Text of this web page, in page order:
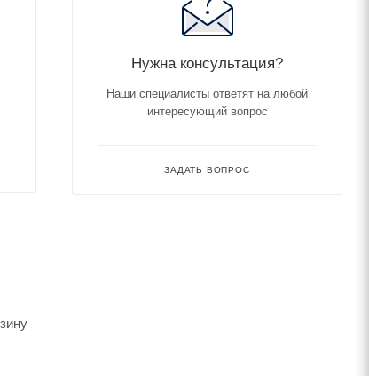
Нужна консультация?
Наши специалисты ответят на любой
интересующий вопрос
ЗАДАТЬ ВОПРОС